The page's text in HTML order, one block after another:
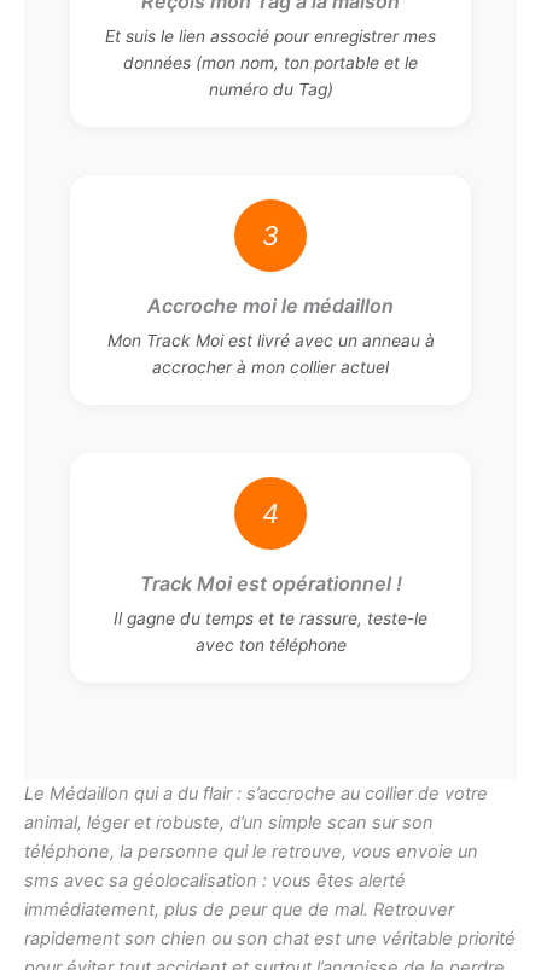
Et suis le lien associé pour enregistrer mes
données (mon nom, ton portable et le
numéro du Tag)
3
Accroche moi le médaillon
Mon Track Moi est livré avec un anneau à
accrocher à mon collier actuel
4
Track Moi est opérationnel !
Il gagne du temps et te rassure, teste-le
avec ton téléphone
Le Médaillon qui a du flair : s’accroche au collier de votre
animal, léger et robuste, d’un simple scan sur son
téléphone, la personne qui le retrouve, vous envoie un
sms avec sa géolocalisation : vous êtes alerté
immédiatement, plus de peur que de mal. Retrouver
rapidement son chien ou son chat est une véritable priorité